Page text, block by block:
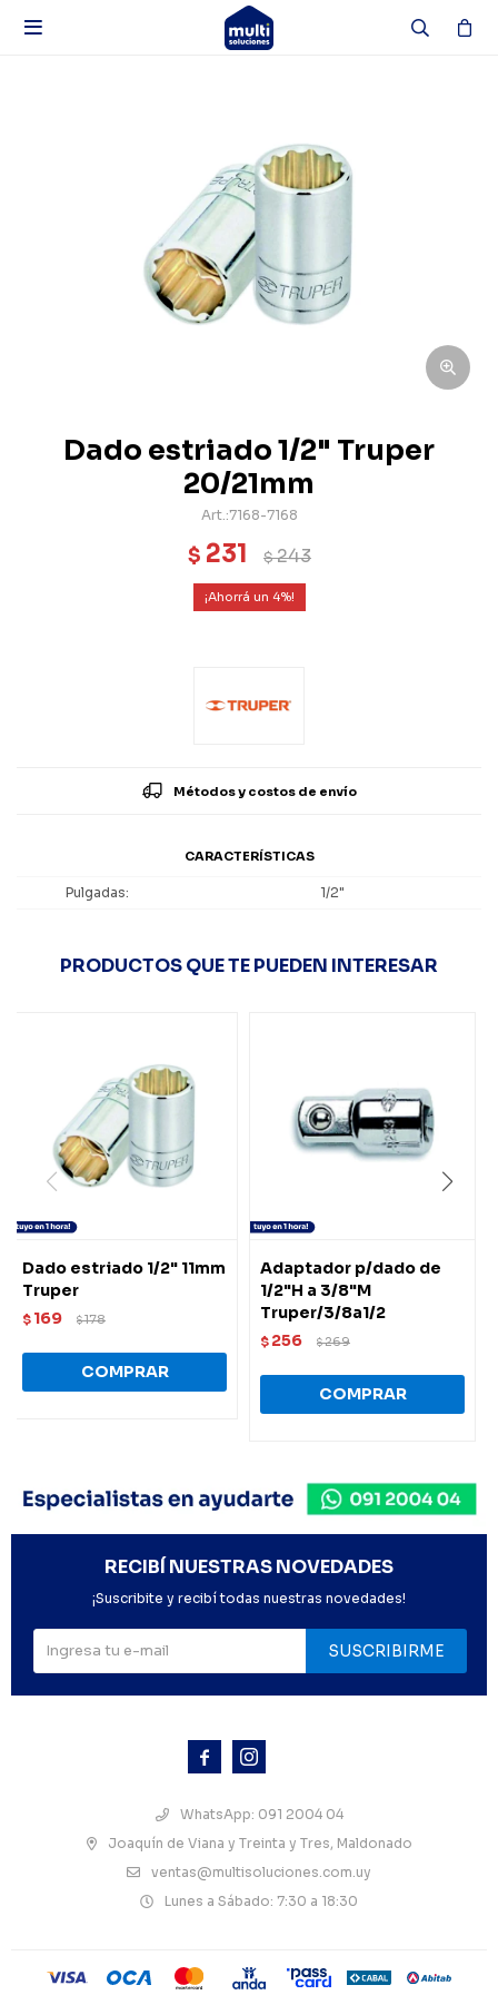

Dado estriado 1/2" Truper
20/21mm
7168-7168
$ 231 $243
4
Métodos y costos de envío
CARACTERÍSTICAS
Pulgadas 1/2"
PRODUCTOS QUE TE PUEDEN INTERESAR
Dado estriado 1/2" 11mm
Truper
$ 169 $178
Adaptador p/dado de
1/2"H a 3/8"M
Truper/3/8a1/2
$ 256 $269
 
WhatsApp: 091 2004 04
Joaquín de Viana y Treinta y Tres, Maldonado
ventas@multisoluciones.com.uy
Lunes a Sábado: 7:30 a 18:30
RECIBÍ NUESTRAS NOVEDADES
¡Suscribite y recibí todas nuestras novedades!
SUSCRIBIRME